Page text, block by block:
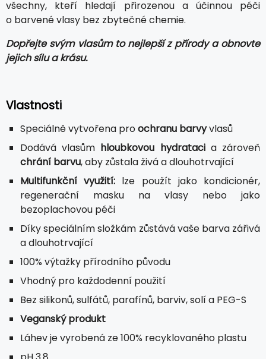
všechny, kteří hledají přirozenou a účinnou péči
o barvené vlasy bez zbytečné chemie.
Dopřejte svým vlasům to nejlepší z přírody a obnovte
jejich sílu a krásu.
Vlastnosti
Speciálně vytvořena proochranu barvyvlasů
Dodává vlasům hloubkovou hydratacia zároveň
chrání barvu, aby zůstala živá a dlouhotrvající
Multifunkční využití: lze použít jako kondicionér,
regenerační masku na vlasy nebo jako
bezoplachovou péči
Díky speciálním složkám zůstává vaše barva zářivá
a dlouhotrvající
100% výtažky přírodního původu
Vhodný pro každodenní použití
Bez silikonů, sulfátů, parafínů, barviv, solí a PEG-S
Veganský produkt
Láhev je vyrobená ze 100% recyklovaného plastu